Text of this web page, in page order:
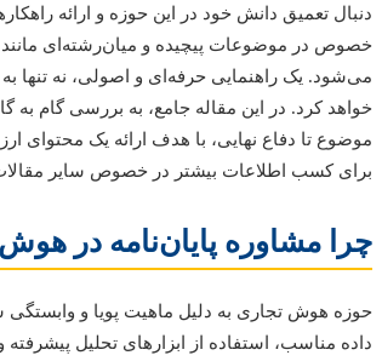
دنبال تعمیق دانش خود در این حوزه و ارائه
خصوص در موضوعات پیچیده و میان‌رشته‌ای
می‌شود. یک راهنمایی حرفه‌ای و اصولی، نه تنها
خواهد کرد. در این مقاله جامع، به بررسی گام به
موضوع تا دفاع نهایی، با هدف ارائه یک محتوای
برای کسب اطلاعات بیشتر در خصوص سایر
چرا مشاوره پایان‌نامه در
حوزه هوش تجاری به دلیل ماهیت پویا و وابستگی
داده مناسب، استفاده از ابزارهای تحلیل